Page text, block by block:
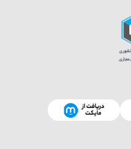
67,080,000 تومان